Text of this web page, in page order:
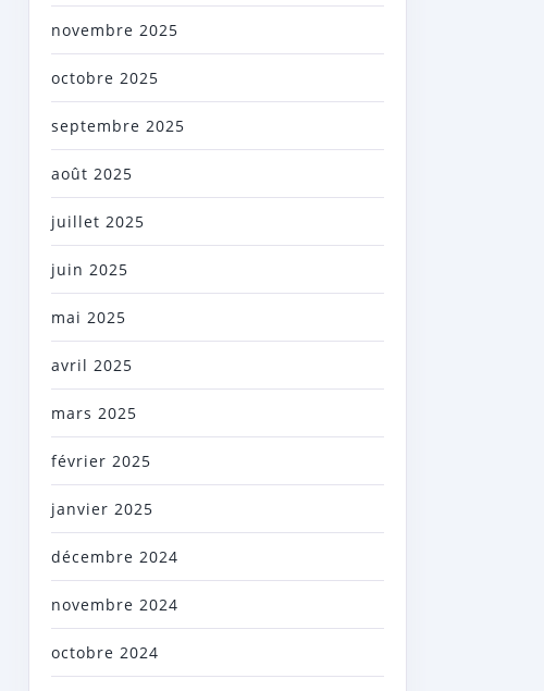
novembre 2025
octobre 2025
septembre 2025
août 2025
juillet 2025
juin 2025
mai 2025
avril 2025
mars 2025
février 2025
janvier 2025
décembre 2024
novembre 2024
octobre 2024